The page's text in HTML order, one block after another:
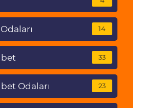
14
33
Odaları 23